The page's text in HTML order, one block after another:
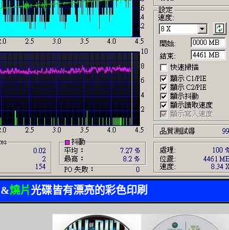
&燒片 光碟皆有漂亮的彩色印刷